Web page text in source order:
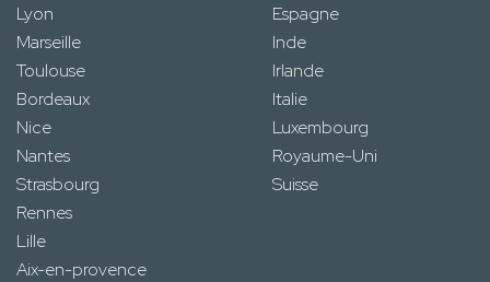
Lyon
Marseille
Toulouse
Bordeaux
Nice
Nantes
Strasbourg
Rennes
Lille
Aix-en-provence
Espagne
Inde
Irlande
Italie
Luxembourg
Royaume-Uni
Suisse